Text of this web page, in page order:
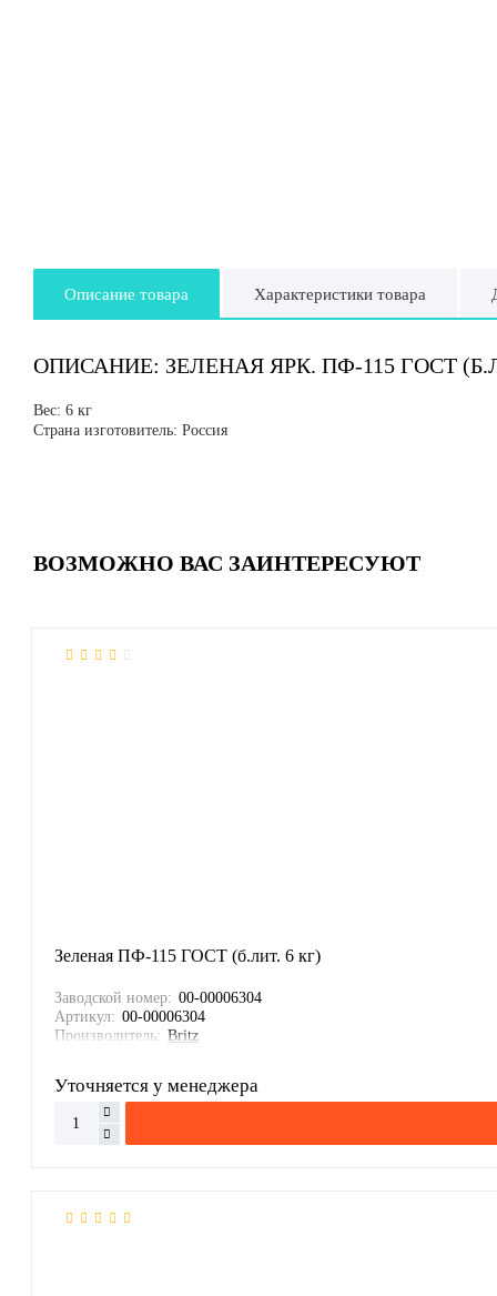
Описание товара Характеристики товара
ОПИСАНИЕ: ЗЕЛЕНАЯ ЯРК. ПФ-115 ГОСТ
Вес: 6 кг
Страна изготовитель: Россия
ВОЗМОЖНО ВАС ЗАИНТЕРЕСУЮТ
Зеленая ПФ-115 ГОСТ (б.лит. 6 кг)
Заводской номер: 00-00006304
Артикул: 00-00006304
Производитель: Britz
Уточняется у менеджера